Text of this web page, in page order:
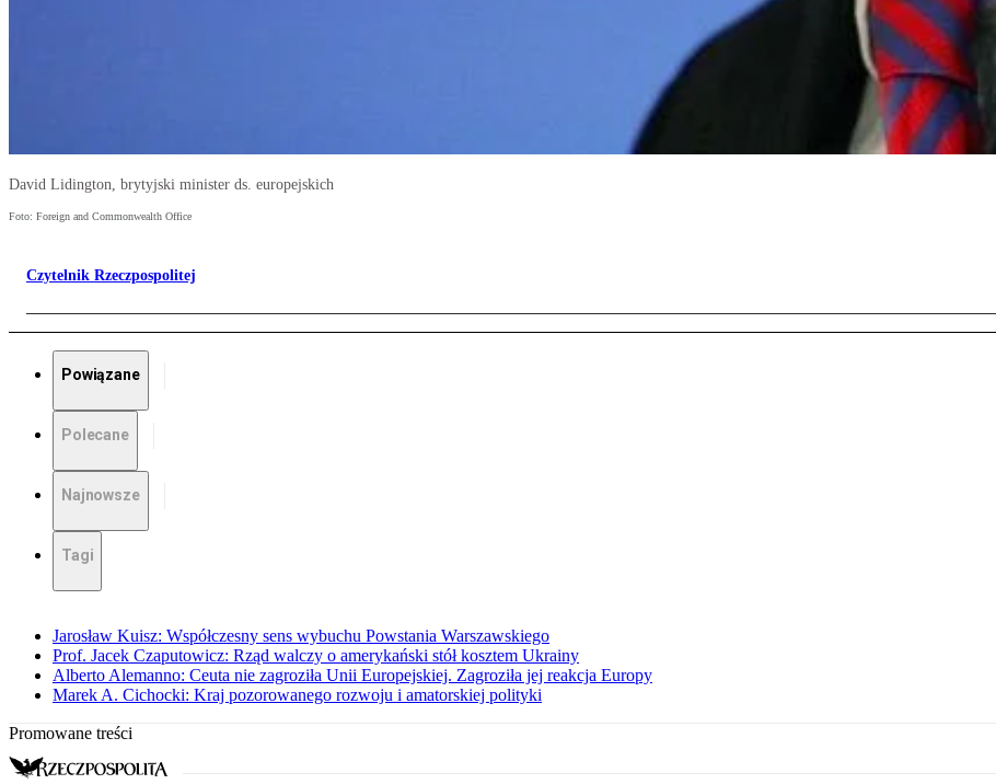
David Lidington, brytyjski minister ds. europejskich
Foto: Foreign and Commonwealth Office
Czytelnik Rzeczpospolitej
Powiązane
Polecane
Najnowsze
Tagi
Jarosław Kuisz: Współczesny sens wybuchu Powstania Warszawskiego
Prof. Jacek Czaputowicz: Rząd walczy o amerykański stół kosztem Ukrainy
Alberto Alemanno: Ceuta nie zagroziła Unii Europejskiej. Zagroziła jej reakcja Europy
Marek A. Cichocki: Kraj pozorowanego rozwoju i amatorskiej polityki
Promowane treści